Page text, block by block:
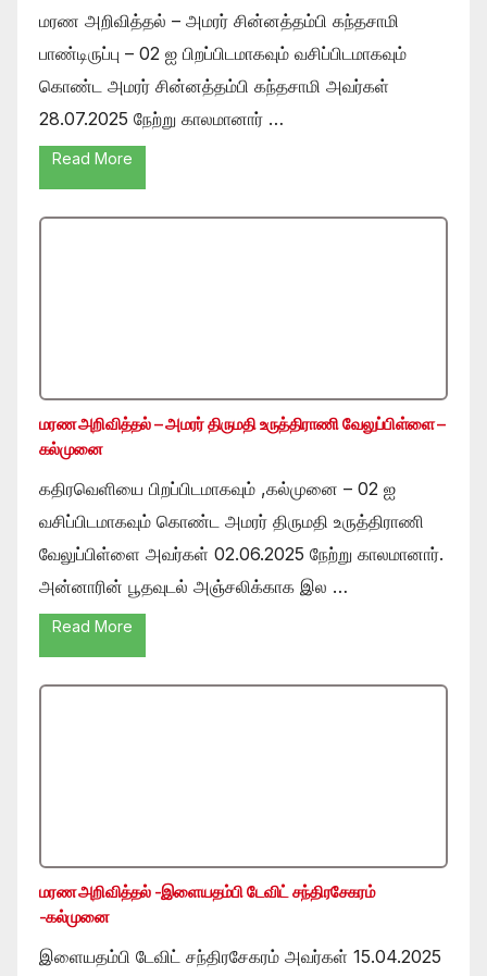
மரண அறிவித்தல் – அமரர் சின்னத்தம்பி கந்தசாமி
பாண்டிருப்பு – 02 ஐ பிறப்பிடமாகவும் வசிப்பிடமாகவும்
கொண்ட அமரர் சின்னத்தம்பி கந்தசாமி அவர்கள்
28.07.2025 நேற்று காலமானார் …
Read More
மரண அறிவித்தல் – அமரர் திருமதி உருத்திராணி வேலுப்பிள்ளை –
கல்முனை
கதிரவெளியை பிறப்பிடமாகவும் ,கல்முனை – 02 ஐ
வசிப்பிடமாகவும் கொண்ட அமரர் திருமதி உருத்திராணி
வேலுப்பிள்ளை அவர்கள் 02.06.2025 நேற்று காலமானார்.
அன்னாரின் பூதவுடல் அஞ்சலிக்காக இல …
Read More
மரண அறிவித்தல் -இளையதம்பி டேவிட் சந்திரசேகரம்
-கல்முனை
இளையதம்பி டேவிட் சந்திரசேகரம் அவர்கள் 15.04.2025